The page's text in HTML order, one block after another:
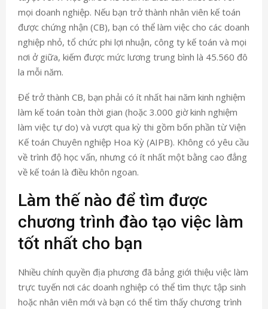
mọi doanh nghiệp. Nếu bạn trở thành nhân viên kế toán
được chứng nhận (CB), bạn có thể làm việc cho các doanh
nghiệp nhỏ, tổ chức phi lợi nhuận, công ty kế toán và mọi
nơi ở giữa, kiếm được mức lương trung bình là 45.560 đô
la mỗi năm.
Để trở thành CB, bạn phải có ít nhất hai năm kinh nghiệm
làm kế toán toàn thời gian (hoặc 3.000 giờ kinh nghiệm
làm việc tự do) và vượt qua kỳ thi gồm bốn phần từ Viện
Kế toán Chuyên nghiệp Hoa Kỳ (AIPB). Không có yêu cầu
về trình độ học vấn, nhưng có ít nhất một bằng cao đẳng
về kế toán là điều khôn ngoan.
Làm thế nào để tìm được
chương trình đào tạo việc làm
tốt nhất cho bạn
Nhiều chính quyền địa phương đã bảng giới thiệu việc làm
trực tuyến nơi các doanh nghiệp có thể tìm thực tập sinh
hoặc nhân viên mới và bạn có thể tìm thấy chương trình